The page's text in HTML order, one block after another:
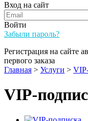
Вход на сайт
Войти
Забыли пароль?
Регистрация на сайте
первого заказа
Главная > Услуги >
VIP-